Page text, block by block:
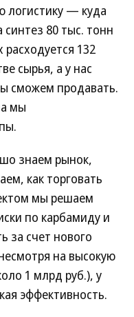
логистику — куда
80 тыс. тонн
132
сырья, а у нас
сможем продавать.
мы
знаем рынок,
как торговать
мы решаем
по карбамиду и
за счет нового
на высокую
1 млрд руб.), у
эффективность.